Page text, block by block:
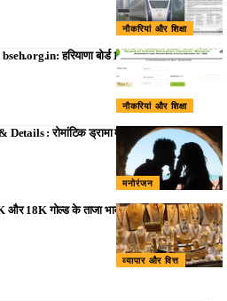
नौकरियां और शिक्षा
नौकरियां और शिक्षा
हरियाणा बोर्ड 12वीं रिजल्ट जारी, यहाँ
मनोरंजन
: रोमांटिक ड्रामा में क्या फेल हो गई
व्यापार और वित्त
18K गोल्ड के ताजा भाव (31 दिसंबर 2025)